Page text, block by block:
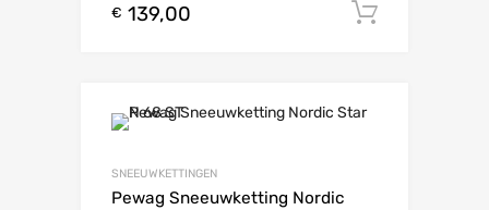
€ 139,00
SNEEUWKETTINGEN
Pewag Sneeuwketting Nordic